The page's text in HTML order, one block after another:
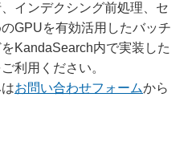
インデクシング前処理、セ
GPUを有効活用したバッチ
KandaSearch内で実装した
利用ください。
お問い合わせフォームから